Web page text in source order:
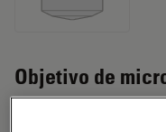
Objetivo de